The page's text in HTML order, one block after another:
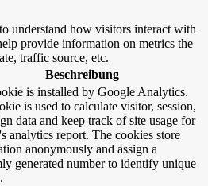
understand how visitors interact with
provide information on metrics the
traffic source, etc.
Beschreibung
is installed by Google Analytics.
is used to calculate visitor, session,
data and keep track of site usage for
analytics report. The cookies store
anonymously and assign a
generated number to identify unique